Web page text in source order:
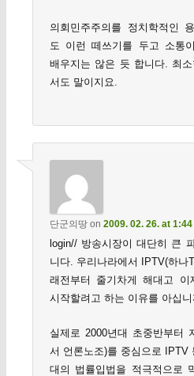
의회민주주의를 정치학적인
도 이런 떼쓰기를 두고 소통
배우지는 않은 듯 합니다. 최
서도 말이지요.
단군의땅on 2009. 02. 26. at 1:44
login// 방송시장이 대단히 큰
니다. 우리나라에서 IPTV(하나
래전부터 줄기차게 해대고 이
시작할려고 하는 이유를 아십니
실제로 2000년대 초중반부터
서 언론노조)를 중심으로 IPTV
대의 법률입법을 적극적으로